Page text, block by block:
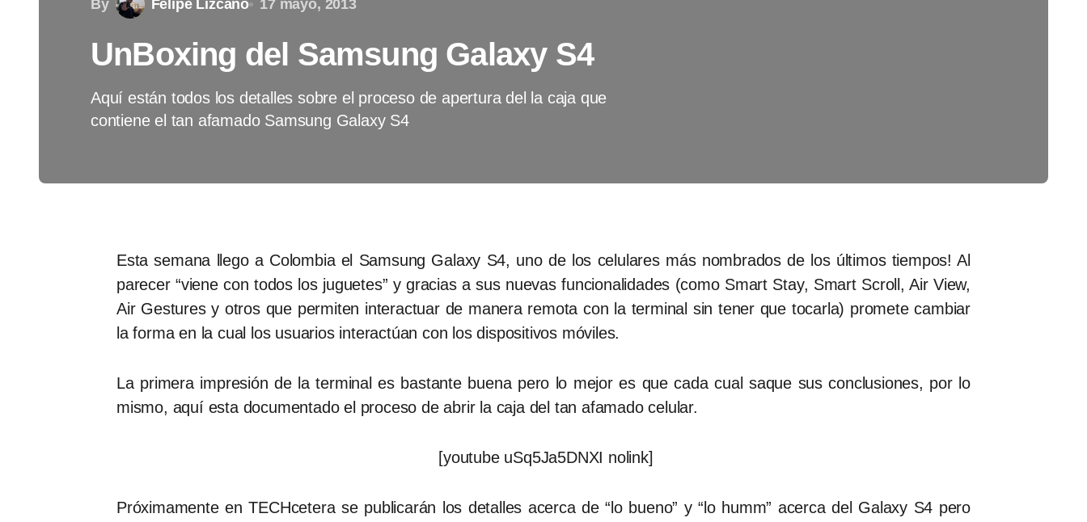
By Felipe Lizcano 17 mayo, 2013
UnBoxing del Samsung Galaxy S4
Aquí están todos los detalles sobre el proceso de apertura del la caja que
contiene el tan afamado Samsung Galaxy S4
Esta semana llego a Colombia el Samsung Galaxy S4, uno de los celulares más nombrados de los últimos tiempos! Al
parecer “viene con todos los juguetes” y gracias a sus nuevas funcionalidades (como Smart Stay, Smart Scroll, Air View,
Air Gestures y otros que permiten interactuar de manera remota con la terminal sin tener que tocarla) promete cambiar
la forma en la cual los usuarios interactúan con los dispositivos móviles.
La primera impresión de la terminal es bastante buena pero lo mejor es que cada cual saque sus conclusiones, por lo
mismo, aquí esta documentado el proceso de abrir la caja del tan afamado celular.
[youtube uSq5Ja5DNXI nolink]
Próximamente en TECHcetera se publicarán los detalles acerca de “lo bueno” y “lo humm” acerca del Galaxy S4 pero